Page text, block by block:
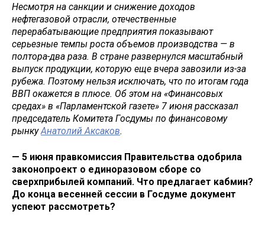
Несмотря на санкции и снижение доходов
нефтегазовой отрасли, отечественные
перерабатывающие предприятия показывают
серьезные темпы роста объемов производства — в
полтора-два раза. В стране развернулся масштабный
выпуск продукции, которую еще вчера завозили из-за
рубежа. Поэтому нельзя исключать, что по итогам года
ВВП окажется в плюсе. Об этом на «Финансовых
средах» в «Парламентской газете» 7 июня рассказал
председатель Комитета Госдумы по финансовому
рынкуАнатолий Аксаков.
— 5 июня правкомиссия Правительства одобрила
законопроект о единоразовом сборе со
сверхприбылей компаний. Что предлагает кабмин?
До конца весенней сессии в Госдуме документ
успеют рассмотреть?